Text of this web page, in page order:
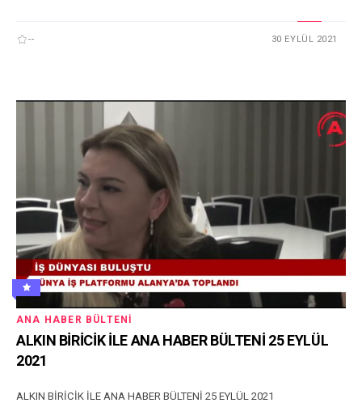
-- 30 EYLÜL 2021
ANA HABER BÜLTENI
ALKIN BİRİCİK İLE ANA HABER BÜLTENİ 25 EYLÜL
2021
ALKIN BİRİCİK İLE ANA HABER BÜLTENİ 25 EYLÜL 2021